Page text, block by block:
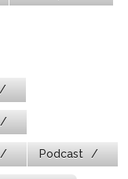
Podcast